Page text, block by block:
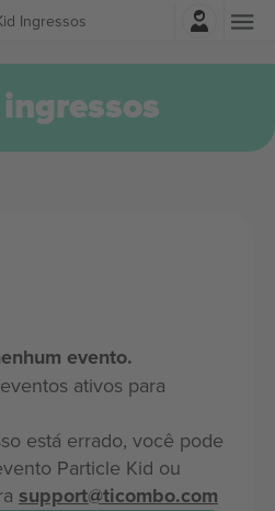
IngressosEntrar
evento.
ativos para
está errado, você pode
Particle Kid ou
support@ticombo.com